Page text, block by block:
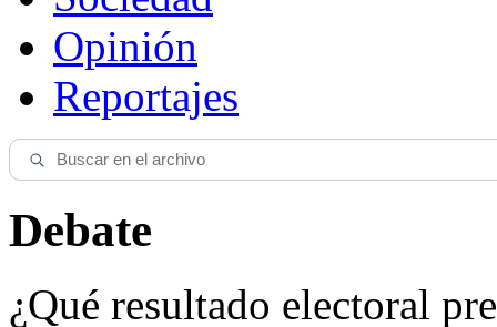
Opinión
Reportajes
Debate
¿Qué resultado electoral